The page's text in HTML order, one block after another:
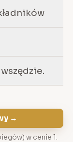
→
w cenie 1.